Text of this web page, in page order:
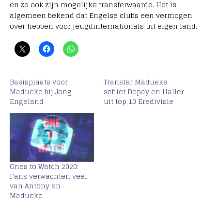
en zo ook zijn mogelijke transferwaarde. Het is
algemeen bekend dat Engelse clubs een vermogen
over hebben voor jeugdinternationals uit eigen land.
Basisplaats voor
Madueke bij Jong
Engeland
Transfer Madueke
schiet Depay en Haller
uit top 10 Eredivisie
Ones to Watch 2020:
Fans verwachten veel
van Antony en
Madueke